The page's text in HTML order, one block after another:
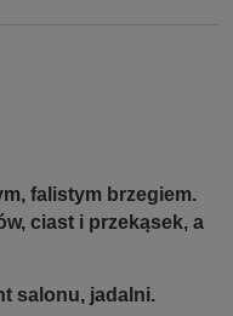
falistym brzegiem.
ciast i przekąsek, a
salonu, jadalni.